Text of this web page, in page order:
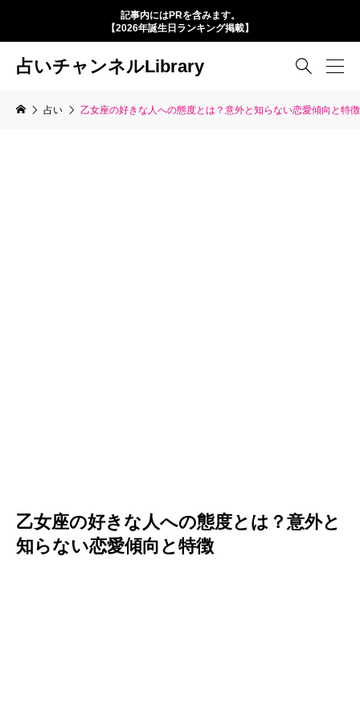
記事内にはPRを含みます。
【2026年誕生日ランキング掲載】
占いチャンネルLibrary 
占い 乙女座の好きな人への態度とは？意外と知らない恋愛傾向と特徴
乙女座の好きな人への態度とは？意外と
知らない恋愛傾向と特徴